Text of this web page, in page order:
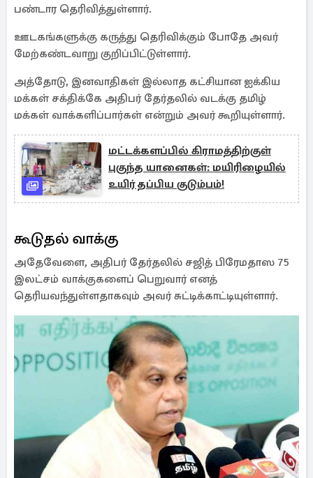
பண்டார தெரிவித்துள்ளார்.
ஊடகங்களுக்கு கருத்து தெரிவிக்கும் போதே அவர்
மேற்கண்டவாறு குறிப்பிட்டுள்ளார்.
அத்தோடு, இனவாதிகள் இல்லாத கட்சியான ஐக்கிய
மக்கள் சக்திக்கே அதிபர் தேர்தலில் வடக்கு தமிழ்
மக்கள் வாக்களிப்பார்கள் என்றும் அவர் கூறியுள்ளார்.
மட்டக்களப்பில் கிராமத்திற்குள்
புகுந்த யானைகள்: மயிரிழையில்
உயிர் தப்பிய குடும்பம்!
கூடுதல் வாக்கு
அதேவேளை, அதிபர் தேர்தலில் சஜித் பிரேமதாஸ 75
இலட்சம் வாக்குகளைப் பெறுவார் எனத்
தெரியவந்துள்ளதாகவும் அவர் சுட்டிக்காட்டியுள்ளார்.